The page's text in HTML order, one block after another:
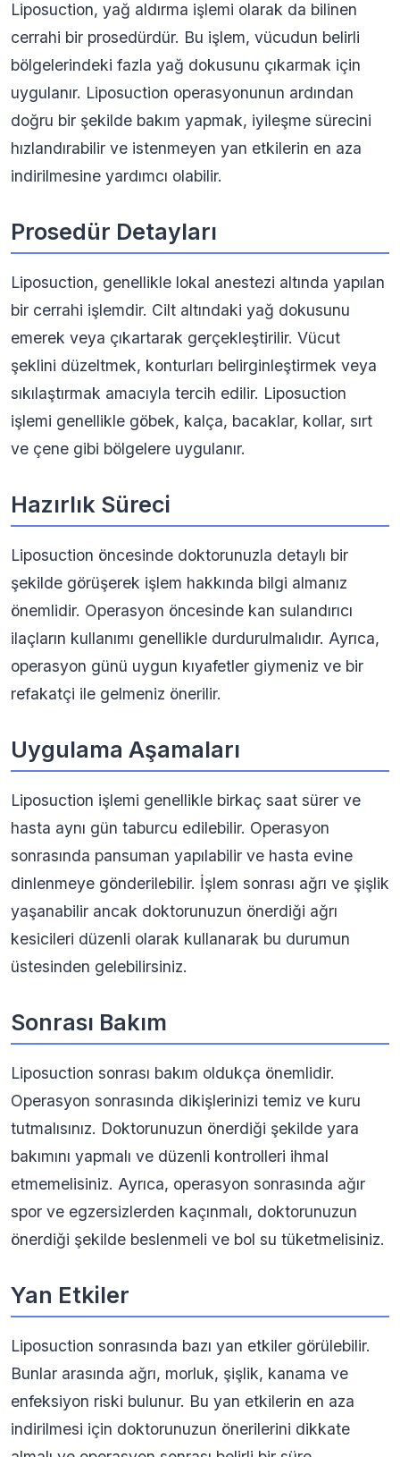
Liposuction, yağ aldırma işlemi olarak da bilinen
cerrahi bir prosedürdür. Bu işlem, vücudun belirli
bölgelerindeki fazla yağ dokusunu çıkarmak için
uygulanır. Liposuction operasyonunun ardından
doğru bir şekilde bakım yapmak, iyileşme sürecini
hızlandırabilir ve istenmeyen yan etkilerin en aza
indirilmesine yardımcı olabilir.
Prosedür Detayları
Liposuction, genellikle lokal anestezi altında yapılan
bir cerrahi işlemdir. Cilt altındaki yağ dokusunu
emerek veya çıkartarak gerçekleştirilir. Vücut
şeklini düzeltmek, konturları belirginleştirmek veya
sıkılaştırmak amacıyla tercih edilir. Liposuction
işlemi genellikle göbek, kalça, bacaklar, kollar, sırt
ve çene gibi bölgelere uygulanır.
Hazırlık Süreci
Liposuction öncesinde doktorunuzla detaylı bir
şekilde görüşerek işlem hakkında bilgi almanız
önemlidir. Operasyon öncesinde kan sulandırıcı
ilaçların kullanımı genellikle durdurulmalıdır. Ayrıca,
operasyon günü uygun kıyafetler giymeniz ve bir
refakatçi ile gelmeniz önerilir.
Uygulama Aşamaları
Liposuction işlemi genellikle birkaç saat sürer ve
hasta aynı gün taburcu edilebilir. Operasyon
sonrasında pansuman yapılabilir ve hasta evine
dinlenmeye gönderilebilir. İşlem sonrası ağrı ve şişlik
yaşanabilir ancak doktorunuzun önerdiği ağrı
kesicileri düzenli olarak kullanarak bu durumun
üstesinden gelebilirsiniz.
Sonrası Bakım
Liposuction sonrası bakım oldukça önemlidir.
Operasyon sonrasında dikişlerinizi temiz ve kuru
tutmalısınız. Doktorunuzun önerdiği şekilde yara
bakımını yapmalı ve düzenli kontrolleri ihmal
etmemelisiniz. Ayrıca, operasyon sonrasında ağır
spor ve egzersizlerden kaçınmalı, doktorunuzun
önerdiği şekilde beslenmeli ve bol su tüketmelisiniz.
Yan Etkiler
Liposuction sonrasında bazı yan etkiler görülebilir.
Bunlar arasında ağrı, morluk, şişlik, kanama ve
enfeksiyon riski bulunur. Bu yan etkilerin en aza
indirilmesi için doktorunuzun önerilerini dikkate